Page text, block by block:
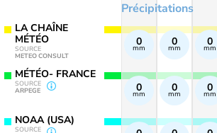
LA CHAÎNE
MÉTÉO
SOURCE
METEO CONSULT
MÉTÉO- FRANCE
SOURCE
ARPEGE
NOAA (USA)
SOURCE
Précipitations
0
mm
0
mm
0
mm
0
mm
0
mm
0
mm